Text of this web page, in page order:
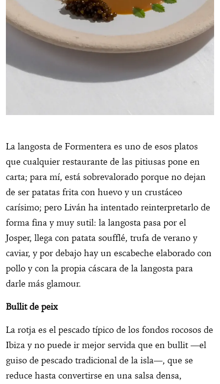
La langosta de Formentera es uno de esos platos
que cualquier restaurante de las pitiusas pone en
carta; para mí, está sobrevalorado porque no dejan
de ser patatas frita con huevo y un crustáceo
carísimo; pero Liván ha intentado reinterpretarlo de
forma fina y muy sutil: la langosta pasa por el
Josper, llega con patata soufflé, trufa de verano y
caviar, y por debajo hay un escabeche elaborado con
pollo y con la propia cáscara de la langosta para
darle más glamour.
Bullit de peix
La rotja es el pescado típico de los fondos rocosos de
Ibiza y no puede ir mejor servida que en bullit —el
guiso de pescado tradicional de la isla—, que se
reduce hasta convertirse en una salsa densa,